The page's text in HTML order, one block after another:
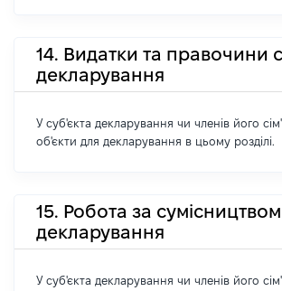
14. Видатки та правочини
декларування
У суб'єкта декларування чи членів його
об'єкти для декларування в цьому розділі.
15. Робота за сумісництвом
декларування
У суб'єкта декларування чи членів його